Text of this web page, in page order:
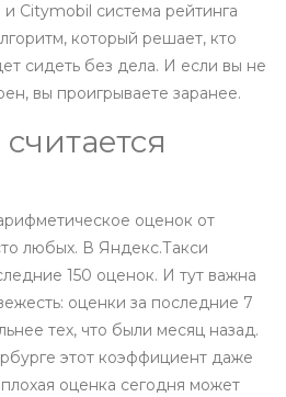
Citymobil система рейтинга
который решает, кто
сидеть без дела. И если вы не
вы проигрываете заранее.
оценок от
любых. В Яндекс.Такси
150 оценок. И тут важна
оценки за последние 7
тех, что были месяц назад.
этот коэффициент даже
оценка сегодня может